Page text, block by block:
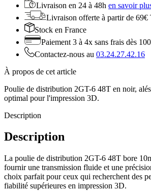
Livraison en 24 à 48h en savoir
Livraison offerte à partir de 69€
Stock en France
Paiement 3 à 4x sans frais dès
Contactez-nous au 03.24.27.42.16
À propos de cet article
Poulie de distribution 2GT-6 48T en noir,
optimal pour l'impression 3D.
Description
Description
La poulie de distribution 2GT-6 48T bore
fournir une transmission fluide et une
choix parfait pour ceux qui recherchent des
fiabilité supérieures en impression 3D.